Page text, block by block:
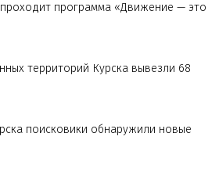
программа «Движение — это
территорий Курска вывезли 68
поисковики обнаружили новые